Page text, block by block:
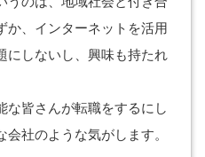
か、インターネットを活用
にしないし、興味も持たれ
な皆さんが転職をするにし
社のような気がします。